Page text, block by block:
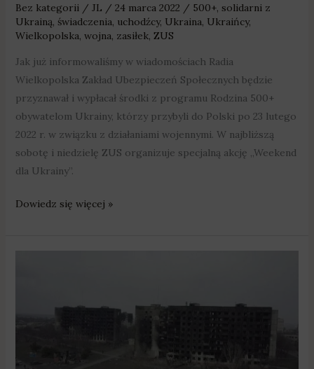
Bez kategorii/ JL / 24 marca 2022 / 500+, solidarni z
Ukrainą, świadczenia, uchodźcy, Ukraina, Ukraińcy,
Wielkopolska, wojna, zasiłek, ZUS
Jak już informowaliśmy w wiadomościach Radia
Wielkopolska Zakład Ubezpieczeń Społecznych będzie
przyznawał i wypłacał środki z programu Rodzina 500+
obywatelom Ukrainy, którzy przybyli do Polski po 23 lutego
2022 r. w związku z działaniami wojennymi. W najbliższą
sobotę i niedzielę ZUS organizuje specjalną akcję „Weekend
dla Ukrainy”.
Dowiedz się więcej »
napaści